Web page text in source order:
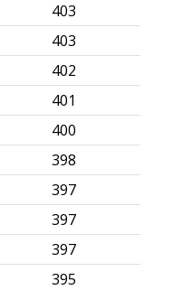
403
403
402
401
400
398
397
397
397
395